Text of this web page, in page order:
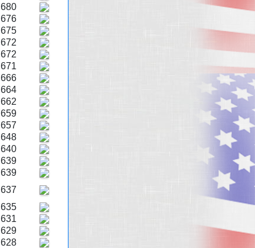
680
676
675
672
672
671
666
664
662
659
657
648
640
639
639
637
635
631
629
628